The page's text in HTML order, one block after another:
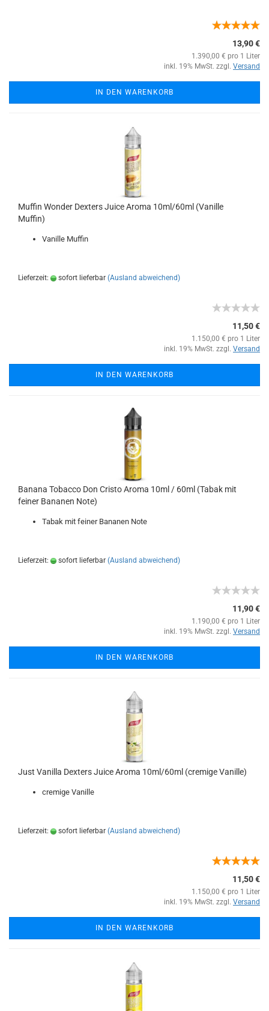
13,90 €
1.390,00 € pro 1 Liter
inkl. 19% MwSt. zzgl. Versand
IN DEN WARENKORB
Muffin Wonder Dexters Juice Aroma 10ml/60ml (Vanille
Muffin)
Vanille Muffin
Lieferzeit: sofort lieferbar (Ausland abweichend)
11,50 €
1.150,00 € pro 1 Liter
inkl. 19% MwSt. zzgl. Versand
IN DEN WARENKORB
Banana Tobacco Don Cristo Aroma 10ml / 60ml (Tabak mit
feiner Bananen Note)
Tabak mit feiner Bananen Note
Lieferzeit: sofort lieferbar (Ausland abweichend)
11,90 €
1.190,00 € pro 1 Liter
inkl. 19% MwSt. zzgl. Versand
IN DEN WARENKORB
Just Vanilla Dexters Juice Aroma 10ml/60ml (cremige Vanille)
cremige Vanille
Lieferzeit: sofort lieferbar (Ausland abweichend)
11,50 €
1.150,00 € pro 1 Liter
inkl. 19% MwSt. zzgl. Versand
IN DEN WARENKORB